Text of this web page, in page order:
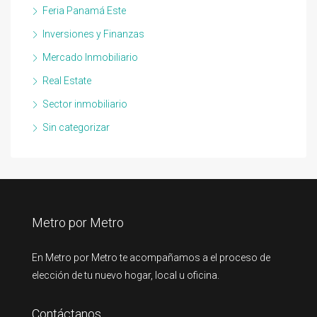
Feria Panamá Este
Inversiones y Finanzas
Mercado Inmobiliario
Real Estate
Sector inmobiliario
Sin categorizar
Metro por Metro
En Metro por Metro te acompañamos a el proceso de
elección de tu nuevo hogar, local u oficina.
Contáctanos